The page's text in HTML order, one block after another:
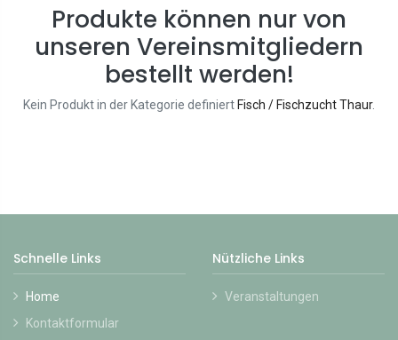
Produkte können nur von
unseren Vereinsmitgliedern
bestellt werden!
Kein Produkt in der Kategorie definiert Fisch / Fischzucht Thaur.
Schnelle Links
Home
Kontaktformular
Nützliche Links
Veranstaltungen